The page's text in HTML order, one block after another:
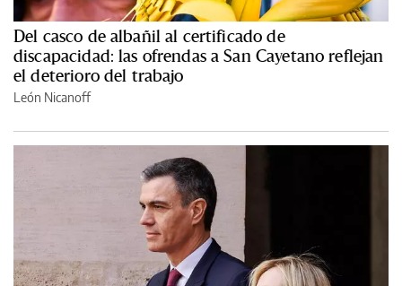
Del casco de albañil al certificado de
discapacidad: las ofrendas a San Cayetano reflejan
el deterioro del trabajo
León Nicanoff